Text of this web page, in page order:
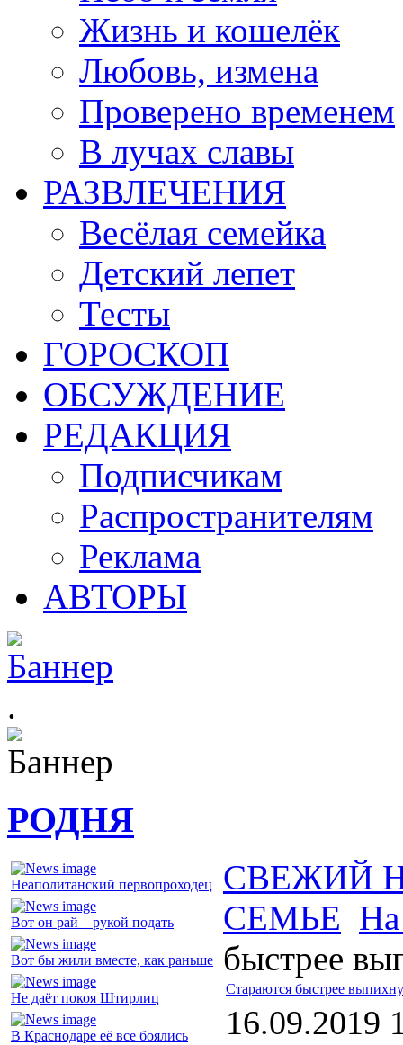
Жизнь и кошелёк
Любовь, измена
Проверено временем
В лучах славы
РАЗВЛЕЧЕНИЯ
Весёлая семейка
Детский лепет
Тесты
ГОРОСКОП
ОБСУЖДЕНИЕ
РЕДАКЦИЯ
Подписчикам
Распространителям
Реклама
АВТОРЫ
.
РОДНЯ
Неаполитанский первопроходец
Вот он рай – рукой подать
Вот бы жили вместе, как раньше
Не даёт покоя Штирлиц
В Краснодаре её все боялись
СВЕЖИЙ
СЕМЬЕ На
быстрее
Стараются быстрее
16.09.2019